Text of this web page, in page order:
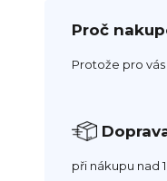
Proč
Protože pro
při nákupu nad